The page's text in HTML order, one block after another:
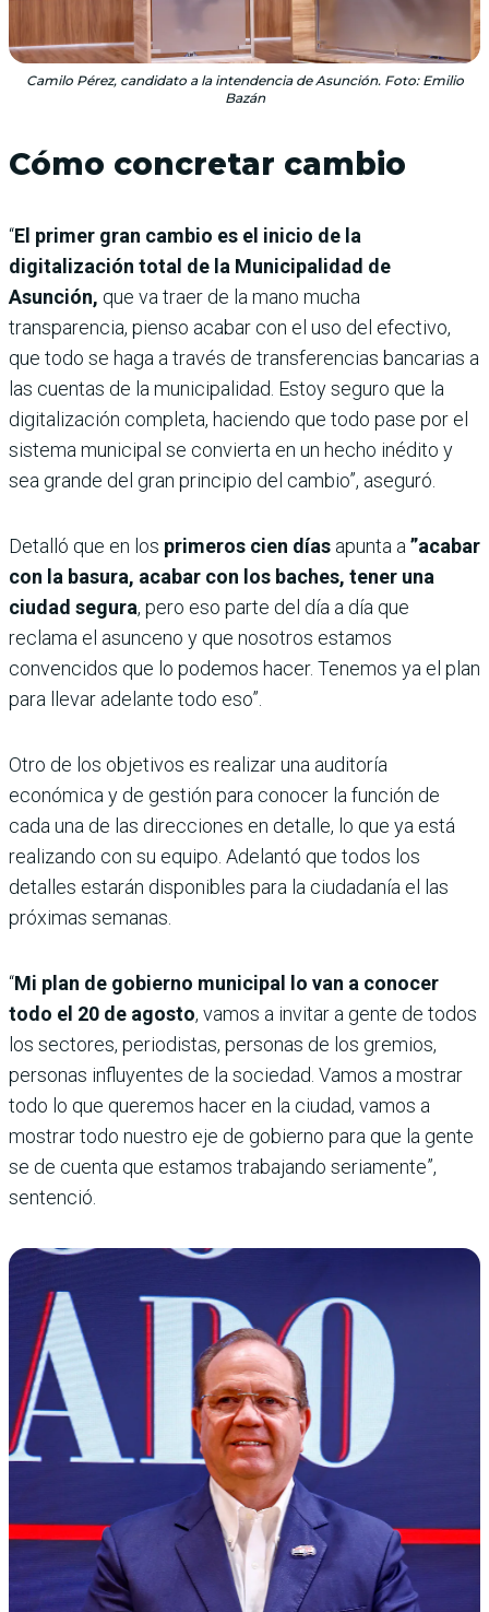
Camilo Pérez, candidato a la intendencia de Asunción. Foto: Emilio
Bazán
Cómo concretar cambio
“El primer gran cambio es el inicio de la
digitalización total de la Municipalidad de
Asunción, que va traer de la mano mucha
transparencia, pienso acabar con el uso del efectivo,
que todo se haga a través de transferencias bancarias a
las cuentas de la municipalidad. Estoy seguro que la
digitalización completa, haciendo que todo pase por el
sistema municipal se convierta en un hecho inédito y
sea grande del gran principio del cambio”, aseguró.
Detalló que en los primeros cien días apunta a”acabar
con la basura, acabar con los baches, tener una
ciudad segura, pero eso parte del día a día que
reclama el asunceno y que nosotros estamos
convencidos que lo podemos hacer. Tenemos ya el plan
para llevar adelante todo eso”.
Otro de los objetivos es realizar una auditoría
económica y de gestión para conocer la función de
cada una de las direcciones en detalle, lo que ya está
realizando con su equipo. Adelantó que todos los
detalles estarán disponibles para la ciudadanía el las
próximas semanas.
“Mi plan de gobierno municipal lo van a conocer
todo el 20 de agosto, vamos a invitar a gente de todos
los sectores, periodistas, personas de los gremios,
personas influyentes de la sociedad. Vamos a mostrar
todo lo que queremos hacer en la ciudad, vamos a
mostrar todo nuestro eje de gobierno para que la gente
se de cuenta que estamos trabajando seriamente”,
sentenció.